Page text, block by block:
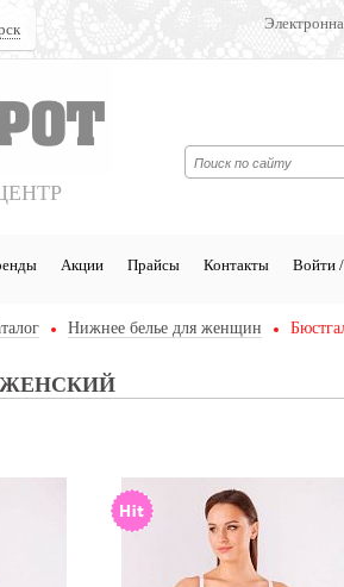
Акции Прайсы Контакты Войти /
Нижнее белье для женщин
ЖЕНСКИЙ